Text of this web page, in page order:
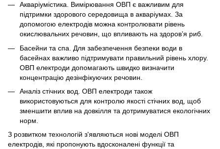
Акваріумістика. Вимірювання ОВП є важливим для
підтримки здорового середовища в акваріумах. За
допомогою електродів можна контролювати рівень
окислювальних речовин, що впливають на здоров’я риб.
Басейни та спа. Для забезпечення безпеки води в
басейнах важливо підтримувати правильний рівень хлору.
ОВП електроди допомагають швидко визначити
концентрацію дезінфікуючих речовин.
Аналіз стічних вод. ОВП електроди також
використовуються для контролю якості стічних вод, щоб
зменшити вплив на довкілля та дотримуватися екологічних
норм.
З розвитком технологій з'являються нові моделі ОВП
електродів, які пропонують вдосконалені функції та